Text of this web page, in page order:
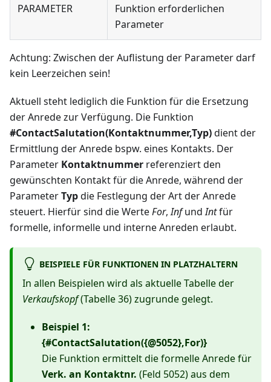
PARAMETER
Funktion erforderlichen
Parameter
Achtung: Zwischen der Auflistung der Parameter darf
kein Leerzeichen sein!
Aktuell steht lediglich die Funktion für die Ersetzung
der Anrede zur Verfügung. Die Funktion
#ContactSalutation(Kontaktnummer,Typ)dient der
Ermittlung der Anrede bspw. eines Kontakts. Der
Parameter Kontaktnummer referenziert den
gewünschten Kontakt für die Anrede, während der
ParameterTypdie Festlegung der Art der Anrede
steuert. Hierfür sind die WerteFor,InfundIntfür
formelle, informelle und interne Anreden erlaubt.
BEISPIELE FÜR FUNKTIONEN IN PLATZHALTERN
In allen Beispielen wird als aktuelle Tabelle der
Verkaufskopf(Tabelle 36) zugrunde gelegt.
Beispiel 1:
{#ContactSalutation({@5052},For)}
Die Funktion ermittelt die formelle Anrede für
Verk. an Kontaktnr. (Feld 5052) aus dem